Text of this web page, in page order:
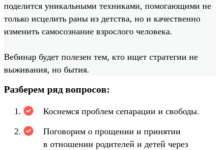
поделится уникальными техниками, помогающими не
только исцелить раны из детства, но и качественно
изменить самосознание взрослого человека.
Вебинар будет полезен тем, кто ищет стратегии не
выживания, но бытия.
Разберем ряд вопросов:
Коснемся проблем сепарации и свободы.
Поговорим о прощении и принятии
в отношении родителей и детей через